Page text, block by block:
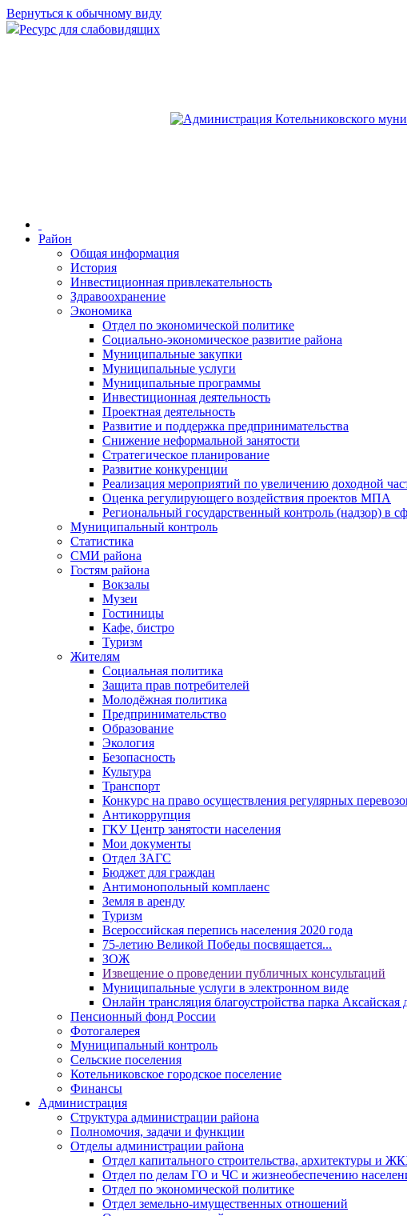
Вернуться к обычному виду
Ресурс для слабовидящих
Район
Общая информация
История
Инвестиционная привлекательность
Здравоохранение
Экономика
Отдел по экономической политике
Социально-экономическое развитие района
Муниципальные закупки
Муниципальные услуги
Муниципальные программы
Инвестиционная деятельность
Проектная деятельность
Развитие и поддержка предпринимательства
Снижение неформальной занятости
Стратегическое планирование
Развитие конкуренции
Реализация мероприятий по увеличению доходной
Оценка регулирующего воздействия проектов МПА
Региональный государственный контроль (надзор) в
Муниципальный контроль
Статистика
СМИ района
Гостям района
Вокзалы
Музеи
Гостиницы
Кафе, бистро
Туризм
Жителям
Социальная политика
Защита прав потребителей
Молодёжная политика
Предпринимательство
Образование
Экология
Безопасность
Культура
Транспорт
Конкурс на право осуществления регулярных
Антикоррупция
ГКУ Центр занятости населения
Мои документы
Отдел ЗАГС
Бюджет для граждан
Антимонопольный комплаенс
Земля в аренду
Туризм
Всероссийская перепись населения 2020 года
75-летию Великой Победы посвящается...
ЗОЖ
Извещение о проведении публичных консультаций
Муниципальные услуги в электронном виде
Онлайн трансляция благоустройства парка Аксайская
Пенсионный фонд России
Фотогалерея
Муниципальный контроль
Сельские поселения
Котельниковское городское поселение
Финансы
Администрация
Структура администрации района
Полномочия, задачи и функции
Отделы администрации района
Отдел капитального строительства, архитектуры и
Отдел по делам ГО и ЧС и жизнеобеспечению
Отдел по экономической политике
Отдел земельно-имущественных отношений